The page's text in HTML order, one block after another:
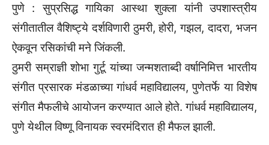
पुणे : सुप्रसिद्ध गायिका आस्था शुक्ला यांनी उपशास्त्रीय
संगीतातील वैशिष्ट्ये दर्शविणारी ठुमरी, होरी, गझल, दादरा, भजन
ऐकवून रसिकांची मने जिंकली.
ठुमरी सम्राज्ञी शोभा गुर्टू यांच्या जन्मशताब्दी वर्षानिमित्त भारतीय
संगीत प्रसारक मंडळाच्या गांधर्व महाविद्यालय, पुणेतर्फे या विशेष
संगीत मैफलीचे आयोजन करण्यात आले होते. गांधर्व महाविद्यालय,
पुणे येथील विष्णू विनायक स्वरमंदिरात ही मैफल झाली.